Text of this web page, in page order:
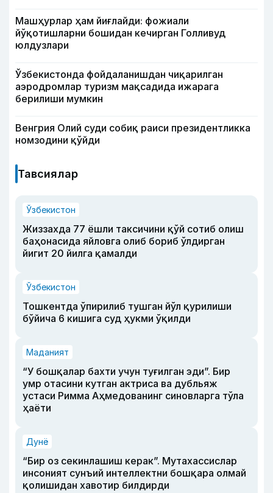
Машҳурлар ҳам йиғлайди: фожиали
йўқотишларни бошидан кечирган Голливуд
юлдузлари
Ўзбекистонда фойдаланишдан чиқарилган
аэродромлар туризм мақсадида ижарага
берилиши мумкин
Венгрия Олий суди собиқ раиси президентликка
номзодини қўйди
Тавсиялар
Ўзбекистон
Жиззахда 77 ёшли таксичини қўй сотиб олиш
баҳонасида яйловга олиб бориб ўлдирган
йигит 20 йилга қамалди
Ўзбекистон
Тошкентда ўпирилиб тушган йўл қурилиши
бўйича 6 кишига суд ҳукми ўқилди
Маданият
“У бошқалар бахти учун туғилган эди”. Бир
умр отасини кутган актриса ва дубльяж
устаси Римма Аҳмедованинг синовларга тўла
ҳаёти
Дунё
“Бир оз секинлашиш керак”. Мутахассислар
инсоният сунъий интеллектни бошқара олмай
қолишидан хавотир билдирди